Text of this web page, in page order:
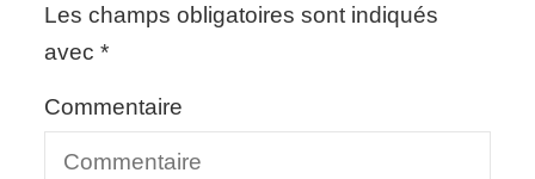
Les champs obligatoires sont indiqués
avec*
Commentaire